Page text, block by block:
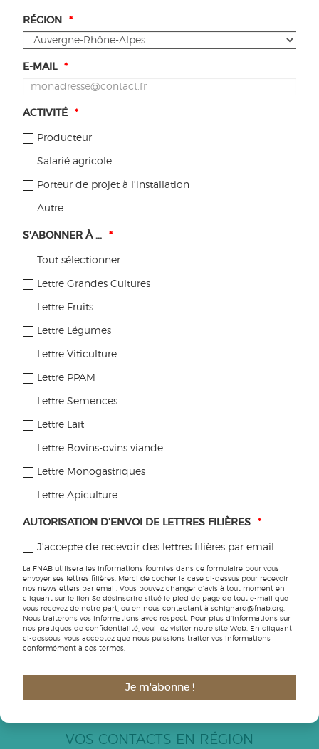
PLUS RÉCENT
ANCIEN
Tous les articles
Recherche-expérimentation
Réglementation
Publications
Transferabio
Pratiques à la ferme
retrouver dans nos lettres filières
JE M'ABONNE
SUIVEZ-NOUS
Retrouvez-nous sur
VOS CONTACTS EN RÉGION
RÉGION *
E-MAIL *
ACTIVITÉ *
Producteur
Salarié agricole
Porteur de projet à l'installation
Autre ...
S'ABONNER À ... *
Tout sélectionner
Lettre Grandes Cultures
Lettre Fruits
Lettre Légumes
Lettre Viticulture
Lettre PPAM
Lettre Semences
Lettre Lait
Lettre Bovins-ovins viande
Lettre Monogastriques
Lettre Apiculture
AUTORISATION D'ENVOI DE LETTRES FILIÈRES *
J'accepte de recevoir des lettres filières par email
La FNAB utilisera les informations fournies dans ce formulaire pour vous
envoyer ses lettres filières. Merci de cocher la case ci-dessus pour recevoir
nos newsletters par email. Vous pouvez changer d'avis à tout moment en
cliquant sur le lien Se désinscrire situé le pied de page de tout e-mail que
vous recevez de notre part, ou en nous contactant à schignard@fnab.org.
Nous traiterons vos informations avec respect. Pour plus d'informations sur
nos pratiques de confidentialité, veuillez visiter notre site Web. En cliquant
ci-dessous, vous acceptez que nous puissions traiter vos informations
conformément à ces termes.
Je m'abonne !